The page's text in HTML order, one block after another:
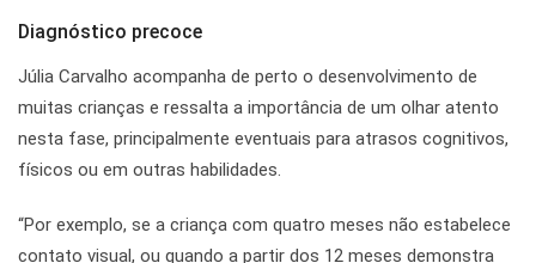
Diagnóstico precoce
Júlia Carvalho acompanha de perto o desenvolvimento de
muitas crianças e ressalta a importância de um olhar atento
nesta fase, principalmente eventuais para atrasos cognitivos,
físicos ou em outras habilidades.
“Por exemplo, se a criança com quatro meses não estabelece
contato visual, ou quando a partir dos 12 meses demonstra